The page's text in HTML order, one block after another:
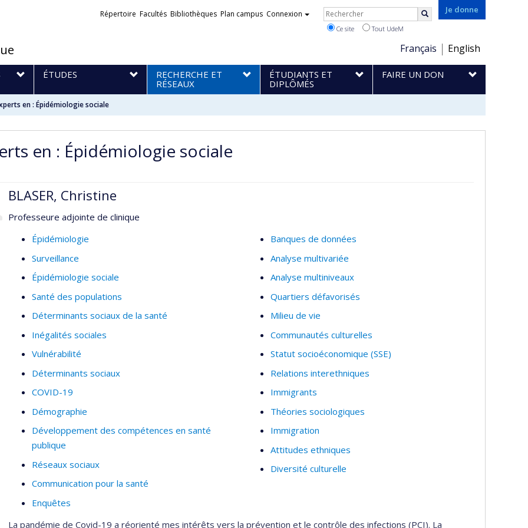
Je donne
Choix
de
la
langue
Français English
Liens
Répertoire Facultés Bibliothèques Plan campus Connexion Rechercher
Ce site Tout UdeM
ÉTUDES
RECHERCHE ET
RÉSEAUX
ÉTUDIANTS ET
DIPLÔMÉS
FAIRE UN DON
en : Épidémiologie sociale
en : Épidémiologie sociale
BLASER, Christine
Professeure adjointe de clinique
Épidémiologie
Surveillance
Épidémiologie sociale
Santé des populations
Déterminants sociaux de la santé
Inégalités sociales
Vulnérabilité
Déterminants sociaux
COVID-19
Démographie
Développement des compétences en santé
publique
Réseaux sociaux
Communication pour la santé
Enquêtes
Banques de données
Analyse multivariée
Analyse multiniveaux
Quartiers défavorisés
Milieu de vie
Communautés culturelles
Statut socioéconomique (SSE)
Relations interethniques
Immigrants
Théories sociologiques
Immigration
Attitudes ethniques
Diversité culturelle
La pandémie de Covid-19 a réorienté mes intérêts vers la prévention et le contrôle des infections (PCI). La